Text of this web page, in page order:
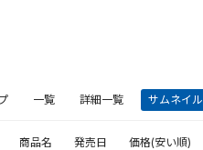
一覧 詳細一覧 サムネイル
商品名 発売日 価格(安い順)